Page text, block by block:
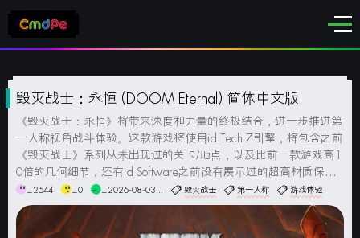
毁灭战士：永恒 (DOOM Eternal) 简体中文版
《毁灭战士：永恒》将带来速度和力量的终极结合，进一步推进第
一人称视角战斗体验。这款游戏将使用id Tech 7引擎，将包含之前
《毁灭战士》系列从未出现过的关卡/地点，以及比前一款游戏高1
0倍的几何细节，还有id Software之前没有展示过的超高材质保真
度。游戏截图DLC包含DOOM Eternal: The Ancient Gods - Part On
e...
_2544 _0 _2026-08-03... 毁灭战士 第一人称 游戏体验